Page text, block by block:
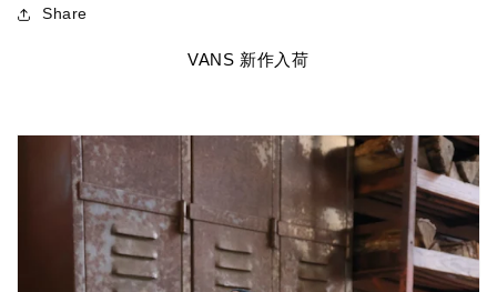
Share
VANS 新作入荷